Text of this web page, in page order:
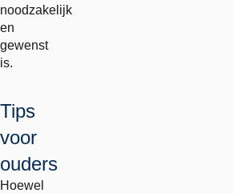
noodzakelijk
en
gewenst
is.
Tips
voor
ouders
Hoewel